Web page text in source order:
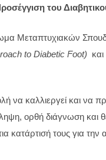
του
Μεταπτυχιακών
to Diabetic Foot)
να καλλιεργεί και να
ορθή διάγνωση και
τους για την